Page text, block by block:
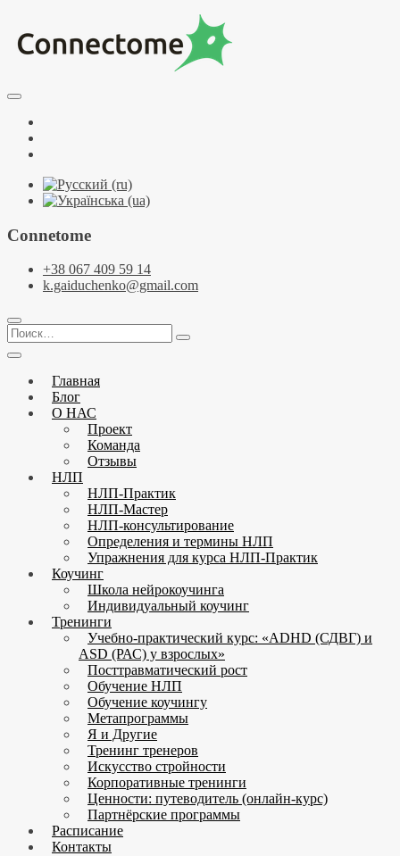
содержимому
Connectome
Курсы по НЛП и коучингу. НЛП-Практик. НЛП-Мастер.
Connetome
+38 067 409 59 14
k.gaiduchenko@gmail.com
Поиск…
Главная
Блог
О НАС
Проект
Команда
Отзывы
НЛП
НЛП-Практик
НЛП-Мастер
НЛП-консультирование
Определения и термины НЛП
Упражнения для курса НЛП-Практик
Коучинг
Школа нейрокоучинга
Индивидуальный коучинг
Тренинги
Учебно-практический курс: «ADHD (СДВГ) и
ASD (РАС) у взрослых»
Посттравматический рост
Обучение НЛП
Обучение коучингу
Метапрограммы
Я и Другие
Тренинг тренеров
Искусство стройности
Корпоративные тренинги
Ценности: путеводитель (онлайн-курс)
Партнёрские программы
Расписание
Контакты